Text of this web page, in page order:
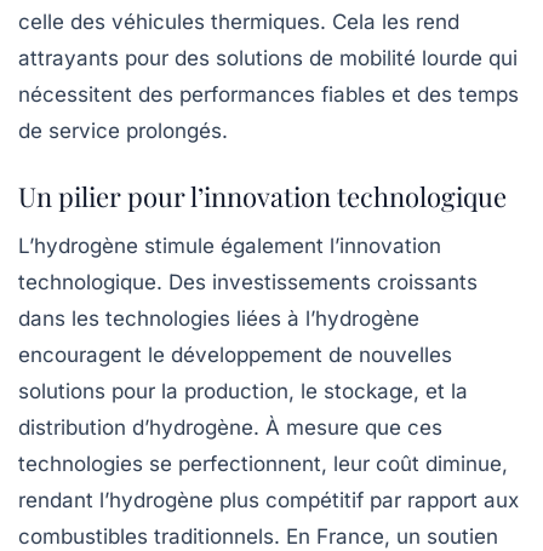
celle des véhicules thermiques. Cela les rend
attrayants pour des solutions de mobilité lourde qui
nécessitent des performances fiables et des temps
de service prolongés.
Un pilier pour l’innovation technologique
L’hydrogène stimule également l’innovation
technologique. Des investissements croissants
dans les technologies liées à l’hydrogène
encouragent le développement de nouvelles
solutions pour la production, le stockage, et la
distribution d’hydrogène. À mesure que ces
technologies se perfectionnent, leur coût diminue,
rendant l’hydrogène plus compétitif par rapport aux
combustibles traditionnels. En France, un soutien